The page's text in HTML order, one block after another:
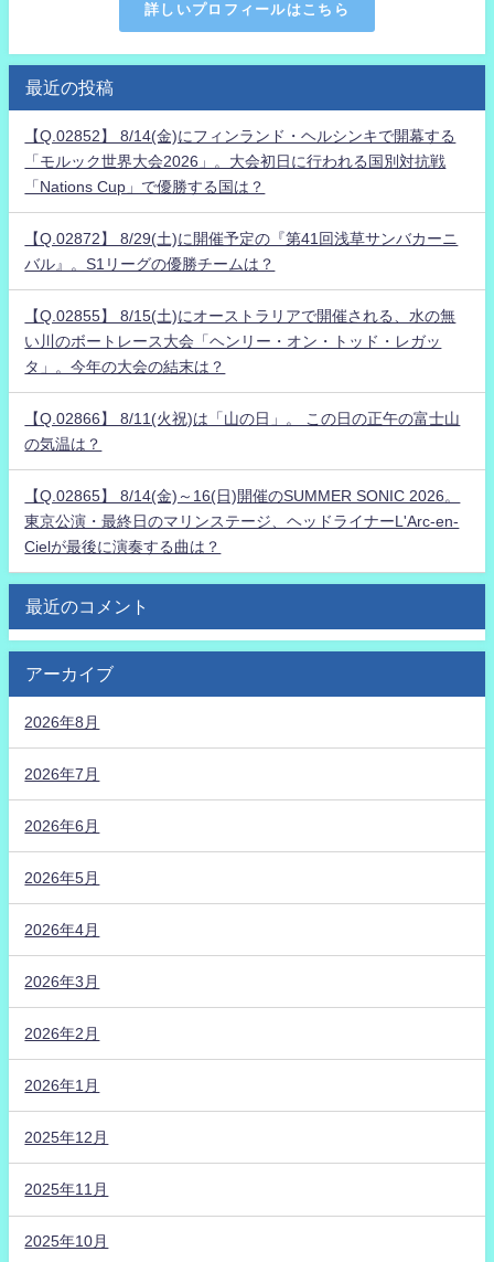
詳しいプロフィールはこちら
最近の投稿
【Q.02852】 8/14(金)にフィンランド・ヘルシンキで開幕する
「モルック世界大会2026」。大会初日に行われる国別対抗戦
「Nations Cup」で優勝する国は？
【Q.02872】 8/29(土)に開催予定の『第41回浅草サンバカーニ
バル』。S1リーグの優勝チームは？
【Q.02855】 8/15(土)にオーストラリアで開催される、水の無
い川のボートレース大会「ヘンリー・オン・トッド・レガッ
タ」。今年の大会の結末は？
【Q.02866】 8/11(火祝)は「山の日」。 この日の正午の富士山
の気温は？
【Q.02865】 8/14(金)～16(日)開催のSUMMER SONIC 2026。
東京公演・最終日のマリンステージ、ヘッドライナーL'Arc-en-
Cielが最後に演奏する曲は？
最近のコメント
アーカイブ
2026年8月
2026年7月
2026年6月
2026年5月
2026年4月
2026年3月
2026年2月
2026年1月
2025年12月
2025年11月
2025年10月